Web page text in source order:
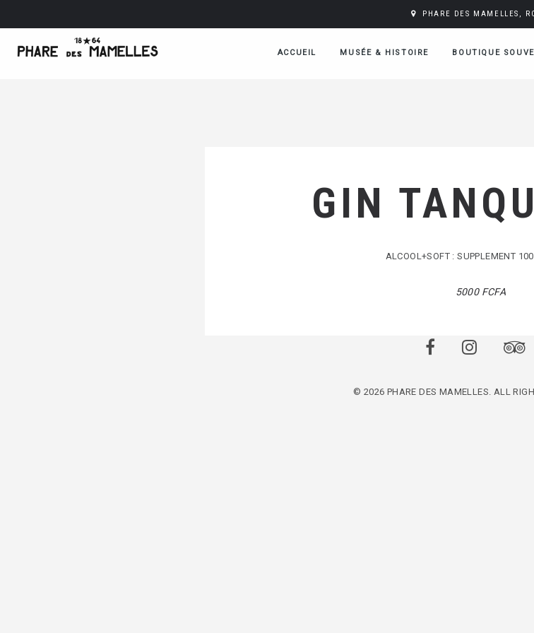
PHARE DES MAMELLES,
ACCUEIL MUSÉE & HISTOIRE BOUTIQUE
GIN
ALCOOL+SOFT : SUPPLEMENT
5000 FCFA
© 2026 PHARE DES MAMELLES. ALL